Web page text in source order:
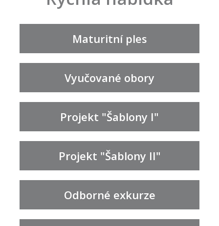
Maturitní ples
Vyučované obory
Projekt "Šablony I"
Projekt "Šablony II"
Odborné exkurze